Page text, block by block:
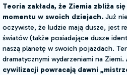
Teoria zakłada, że Ziemia zbliża
momentu w swoich dziejach. Już
oczywiste, że ludzie mają dusze, jest
światów (także posiadające dusze
naszą planetę w swoich pojazdach.
dramatycznymi wydarzeniami na Ziemi.
cywilizacji powracają dawni